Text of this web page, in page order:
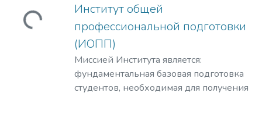
Загружается...
Институт общей
профессиональной подготовки
(ИОПП)
Миссией Института является:
фундаментальная базовая подготовка
студентов, необходимая для получения